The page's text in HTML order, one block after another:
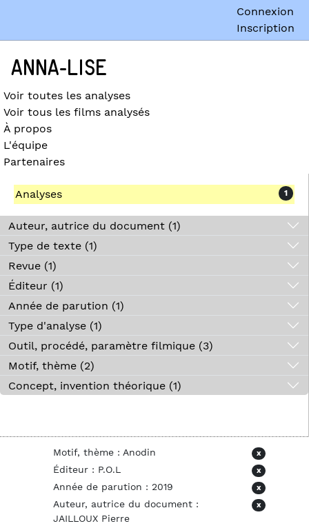
ANNA-LISE
Voir toutes les analyses
Voir tous les films analysés
À propos
L'équipe
Partenaires
Connexion
Inscription
Analyses 1
Auteur, autrice du document (1)
Type de texte (1)
Revue (1)
Éditeur (1)
Année de parution (1)
Type d'analyse (1)
Outil, procédé, paramètre filmique (3)
Motif, thème (2)
Concept, invention théorique (1)
Motif, thème : Anodin x
Éditeur : P.O.L x
Année de parution : 2019 x
Auteur, autrice du document :
JAILLOUX Pierre
x